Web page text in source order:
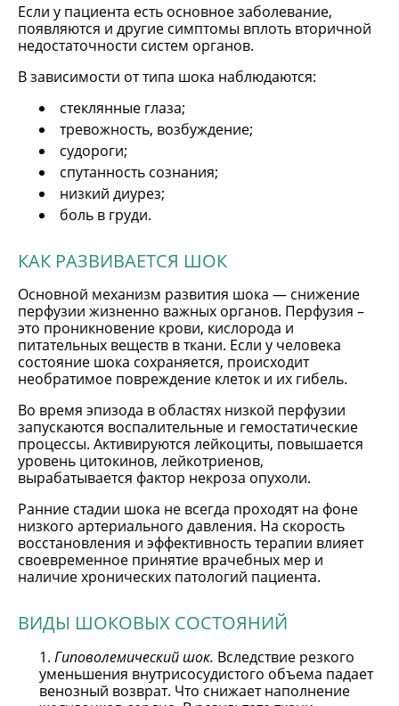
Если у пациента есть основное заболевание,
появляются и другие симптомы вплоть вторичной
недостаточности систем органов.
В зависимости от типа шока наблюдаются:
стеклянные глаза;
тревожность, возбуждение;
судороги;
спутанность сознания;
низкий диурез;
боль в груди.
КАК РАЗВИВАЕТСЯ ШОК
Основной механизм развития шока — снижение
перфузии жизненно важных органов. Перфузия –
это проникновение крови, кислорода и
питательных веществ в ткани. Если у человека
состояние шока сохраняется, происходит
необратимое повреждение клеток и их гибель.
Во время эпизода в областях низкой перфузии
запускаются воспалительные и гемостатические
процессы. Активируются лейкоциты, повышается
уровень цитокинов, лейкотриенов,
вырабатывается фактор некроза опухоли.
Ранние стадии шока не всегда проходят на фоне
низкого артериального давления. На скорость
восстановления и эффективность терапии влияет
своевременное принятие врачебных мер и
наличие хронических патологий пациента.
ВИДЫ ШОКОВЫХ СОСТОЯНИЙ
Гиповолемический шок. Вследствие резкого
уменьшения внутрисосудистого объема падает
венозный возврат. Что снижает наполнение